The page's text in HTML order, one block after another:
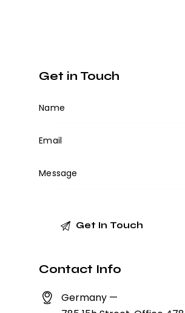
Get in Touch
Contact Info
Germany —